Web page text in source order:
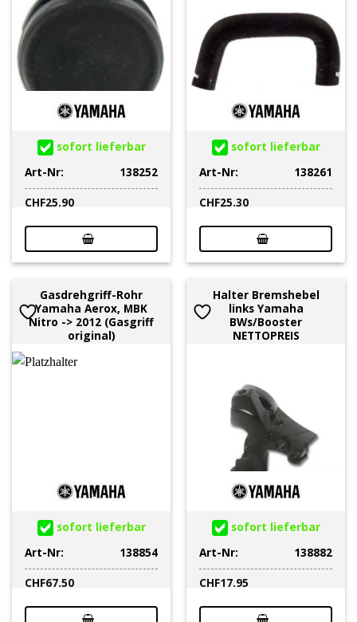
sofort lieferbar
Art-Nr:
138252
CHF25.90
sofort lieferbar
Art-Nr:
138261
CHF25.30
Gasdrehgriff-Rohr
Yamaha Aerox, MBK
Nitro -> 2012 (Gasgriff
original)
sofort lieferbar
Art-Nr:
138854
CHF67.50
Halter Bremshebel
links Yamaha
BWs/Booster
NETTOPREIS
sofort lieferbar
Art-Nr:
138882
CHF17.95